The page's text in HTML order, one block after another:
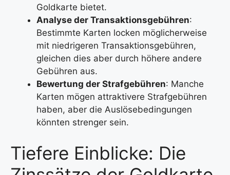
Goldkarte bietet.
Analyse der Transaktionsgebühren:
Bestimmte Karten locken möglicherweise
mit niedrigeren Transaktionsgebühren,
gleichen dies aber durch höhere andere
Gebühren aus.
Bewertung der Strafgebühren: Manche
Karten mögen attraktivere Strafgebühren
haben, aber die Auslösebedingungen
könnten strenger sein.
Tiefere Einblicke: Die